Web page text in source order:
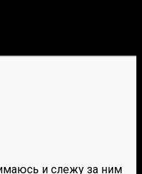
и слежу за ним